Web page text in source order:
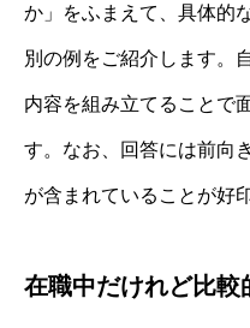
か」をふまえて、具体的
別の例をご紹介します。
内容を組み立てることで
す。なお、回答には前向
が含まれていることが好
在職中だけれど比較